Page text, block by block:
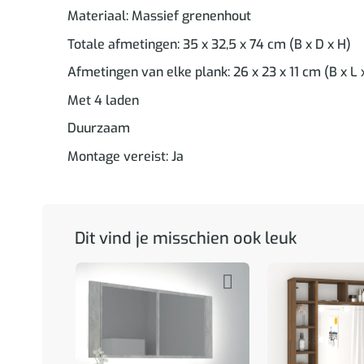
Materiaal: Massief grenenhout
Totale afmetingen: 35 x 32,5 x 74 cm (B x D x H)
Afmetingen van elke plank: 26 x 23 x 11 cm (B x L
Met 4 laden
Duurzaam
Montage vereist: Ja
Dit vind je misschien ook leuk